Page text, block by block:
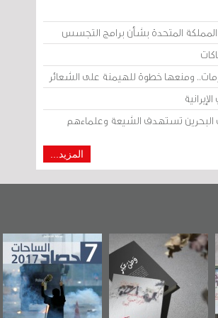
المتحدة بشأن برامج التجسس
ومنعها خطوة للهيمنة على الشعائر
تستهدف الشيعة وعلماءهم
المزيد...
عكر» رواية
لمعتقل
تصدر عن
البحرين»
حصاد 2017